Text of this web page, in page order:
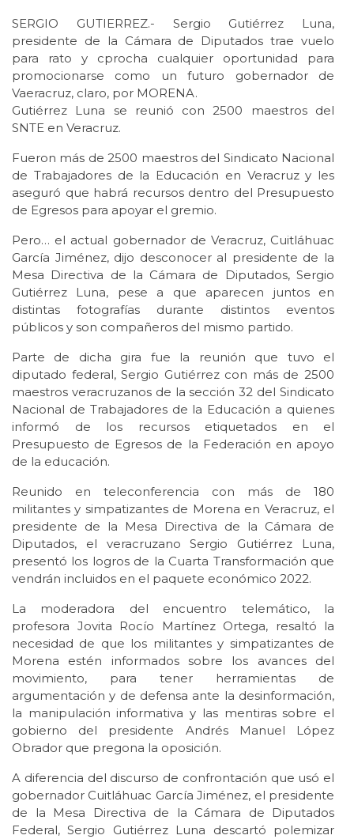
SERGIO GUTIERREZ.- Sergio Gutiérrez Luna,
presidente de la Cámara de Diputados trae vuelo
para rato y cprocha cualquier oportunidad para
promocionarse como un futuro gobernador de
Vaeracruz, claro, por MORENA.
Gutiérrez Luna se reunió con 2500 maestros del
SNTE en Veracruz.
Fueron más de 2500 maestros del Sindicato Nacional
de Trabajadores de la Educación en Veracruz y les
aseguró que habrá recursos dentro del Presupuesto
de Egresos para apoyar el gremio.
Pero… el actual gobernador de Veracruz, Cuitláhuac
García Jiménez, dijo desconocer al presidente de la
Mesa Directiva de la Cámara de Diputados, Sergio
Gutiérrez Luna, pese a que aparecen juntos en
distintas fotografías durante distintos eventos
públicos y son compañeros del mismo partido.
Parte de dicha gira fue la reunión que tuvo el
diputado federal, Sergio Gutiérrez con más de 2500
maestros veracruzanos de la sección 32 del Sindicato
Nacional de Trabajadores de la Educación a quienes
informó de los recursos etiquetados en el
Presupuesto de Egresos de la Federación en apoyo
de la educación.
Reunido en teleconferencia con más de 180
militantes y simpatizantes de Morena en Veracruz, el
presidente de la Mesa Directiva de la Cámara de
Diputados, el veracruzano Sergio Gutiérrez Luna,
presentó los logros de la Cuarta Transformación que
vendrán incluidos en el paquete económico 2022.
La moderadora del encuentro telemático, la
profesora Jovita Rocío Martínez Ortega, resaltó la
necesidad de que los militantes y simpatizantes de
Morena estén informados sobre los avances del
movimiento, para tener herramientas de
argumentación y de defensa ante la desinformación,
la manipulación informativa y las mentiras sobre el
gobierno del presidente Andrés Manuel López
Obrador que pregona la oposición.
A diferencia del discurso de confrontación que usó el
gobernador Cuitláhuac García Jiménez, el presidente
de la Mesa Directiva de la Cámara de Diputados
Federal, Sergio Gutiérrez Luna descartó polemizar